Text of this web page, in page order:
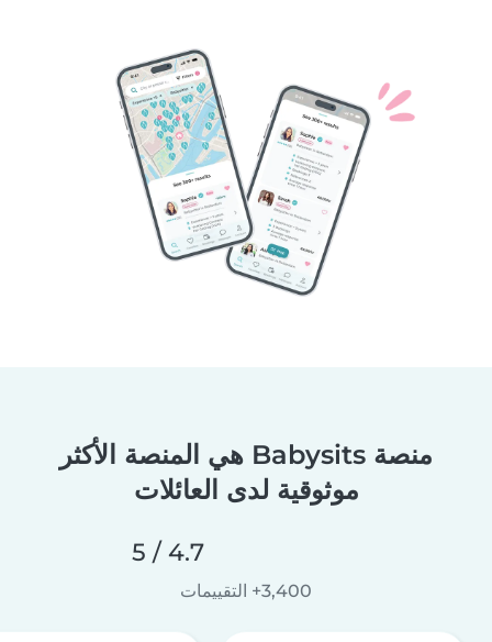
منصة Babysits هي المنصة الأكثر
موثوقية لدى العائلات
4.7 / 5
3,400+ التقييمات